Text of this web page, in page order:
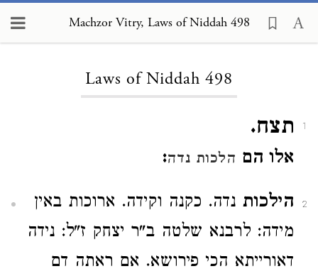
Machzor Vitry, Laws of Niddah 498
Laws of Niddah 498
1 תצח.
אלו הם הלכות נדה:
2 הילכות נדה. כקנה וקידה. ארוכות באין
מידה: לרבנא שלטה ב"ר יצחק ז"ל: נידה
דאורייתא הכי פירושא. אם ראתה דם